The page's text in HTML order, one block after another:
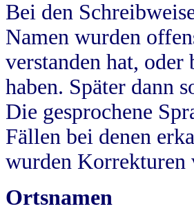
Bei den
Namen wurden
verstanden hat, oder
haben. Später dann
Die gesprochene
Fällen bei denen
wurden Korrekturen
Ortsnamen